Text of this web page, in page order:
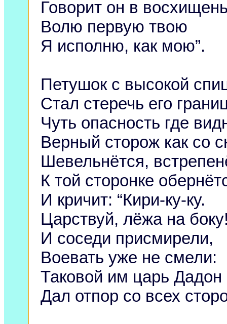
Говорит он в
Волю первую твою
Я исполню, как мою”.
Петушок с высокой
Стал стеречь его
Чуть опасность где
Верный сторож как со
Шевельнётся,
К той сторонке
И кричит: “Кири-ку-ку.
Царствуй, лёжа на
И соседи присмирели,
Воевать уже не смели:
Таковой им царь Дадон
Дал отпор со всех